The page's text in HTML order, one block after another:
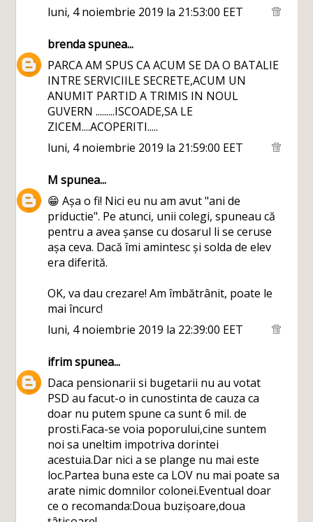
luni, 4 noiembrie 2019 la 21:53:00 EET
brendaspunea...
PARCA AM SPUS CA ACUM SE DA O BATALIE
INTRE SERVICIILE SECRETE,ACUM UN
ANUMIT PARTID A TRIMIS IN NOUL
GUVERN .........ISCOADE,SA LE
ZICEM....ACOPERITI.....
luni, 4 noiembrie 2019 la 21:59:00 EET
M spunea...
😁 Așa o fi! Nici eu nu am avut "ani de
priductie". Pe atunci, unii colegi, spuneau că
pentru a avea șanse cu dosarul li se ceruse
așa ceva. Dacă îmi amintesc și solda de elev
era diferită.
OK, va dau crezare! Am îmbătrânit, poate le
mai încurc!
luni, 4 noiembrie 2019 la 22:39:00 EET
ifrimspunea...
Daca pensionarii si bugetarii nu au votat
PSD au facut-o in cunostinta de cauza ca
doar nu putem spune ca sunt 6 mil. de
prosti.Faca-se voia poporului,cine suntem
noi sa uneltim impotriva dorintei
acestuia.Dar nici a se plange nu mai este
loc.Partea buna este ca LOV nu mai poate sa
arate nimic domnilor colonei.Eventual doar
ce o recomanda:Doua buzișoare,doua